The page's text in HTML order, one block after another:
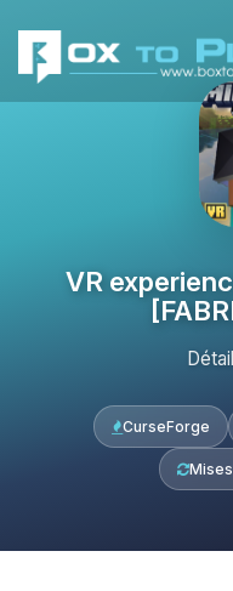
VR
CurseForge